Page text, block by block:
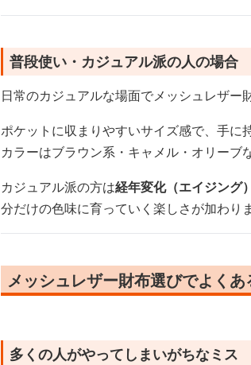
普段使い・カジュアル派の人の場合
日常のカジュアルな場面でメッシュレザー
ポケットに収まりやすいサイズ感で、手に
カラーはブラウン系・キャメル・オリーブ
カジュアル派の方は経年変化（エイジング
分だけの色味に育っていく楽しさが加わりま
メッシュレザー財布選びでよくあ
多くの人がやってしまいがちなミス